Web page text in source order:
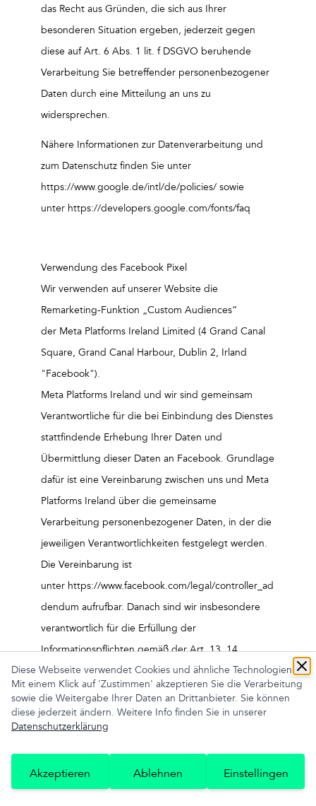
Diese Webseite verwendet Cookies und ähnliche Technologien.
Mit einem Klick auf 'Zustimmen' akzeptieren Sie die Verarbeitung
sowie die Weitergabe Ihrer Daten an Drittanbieter. Sie können
diese jederzeit ändern. Weitere Info finden Sie in unserer
Datenschutzerklärung
Akzeptieren Ablehnen Einstellingen
das Recht aus Gründen, die sich aus Ihrer
besonderen Situation ergeben, jederzeit gegen
diese auf Art. 6 Abs. 1 lit. f DSGVO beruhende
Verarbeitung Sie betreffender personenbezogener
Daten durch eine Mitteilung an uns zu
widersprechen.
Nähere Informationen zur Datenverarbeitung und
zum Datenschutz finden Sie unter
https://www.google.de/intl/de/policies/ sowie
unter https://developers.google.com/fonts/faq
Verwendung des Facebook Pixel
Wir verwenden auf unserer Website die
Remarketing-Funktion „Custom Audiences“
der Meta Platforms Ireland Limited (4 Grand Canal
Square, Grand Canal Harbour, Dublin 2, Irland
"Facebook").
Meta Platforms Ireland und wir sind gemeinsam
Verantwortliche für die bei Einbindung des Dienstes
stattfindende Erhebung Ihrer Daten und
Übermittlung dieser Daten an Facebook. Grundlage
dafür ist eine Vereinbarung zwischen uns und Meta
Platforms Ireland über die gemeinsame
Verarbeitung personenbezogener Daten, in der die
jeweiligen Verantwortlichkeiten festgelegt werden.
Die Vereinbarung ist
unter https://www.facebook.com/legal/controller_ad
dendum aufrufbar. Danach sind wir insbesondere
verantwortlich für die Erfüllung der
Informationspflichten gemäß der Art. 13, 14
DSGVO, für die Einhaltung der Sicherheitsvorgaben
des Art. 32 DSGVO im Hinblick auf die korrekte
technische Implementierung und Konfiguration des
Dienstes sowie zur Einhaltung der Verpflichtungen
nach den Art. 33, 34 DSGVO, soweit eine
Verletzung des Schutzes personenbezogener Daten